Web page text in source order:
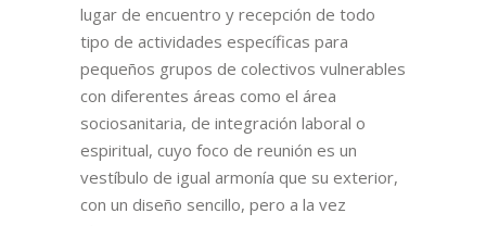
lugar de encuentro y recepción de todo
tipo de actividades específicas para
pequeños grupos de colectivos vulnerables
con diferentes áreas como el área
sociosanitaria, de integración laboral o
espiritual, cuyo foco de reunión es un
vestíbulo de igual armonía que su exterior,
con un diseño sencillo, pero a la vez